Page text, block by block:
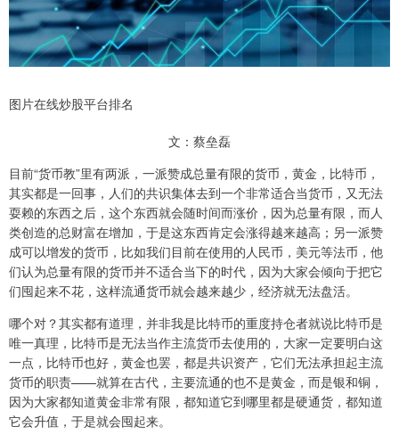
图片在线炒股平台排名
文：蔡垒磊
目前“货币教”里有两派，一派赞成总量有限的货币，黄金，比特币，
其实都是一回事，人们的共识集体去到一个非常适合当货币，又无法
耍赖的东西之后，这个东西就会随时间而涨价，因为总量有限，而人
类创造的总财富在增加，于是这东西肯定会涨得越来越高；另一派赞
成可以增发的货币，比如我们目前在使用的人民币，美元等法币，他
们认为总量有限的货币并不适合当下的时代，因为大家会倾向于把它
们囤起来不花，这样流通货币就会越来越少，经济就无法盘活。
哪个对？其实都有道理，并非我是比特币的重度持仓者就说比特币是
唯一真理，比特币是无法当作主流货币去使用的，大家一定要明白这
一点，比特币也好，黄金也罢，都是共识资产，它们无法承担起主流
货币的职责——就算在古代，主要流通的也不是黄金，而是银和铜，
因为大家都知道黄金非常有限，都知道它到哪里都是硬通货，都知道
它会升值，于是就会囤起来。